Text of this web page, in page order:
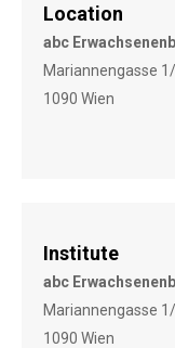
Location
abc
Mariannengasse
1090 Wien
Institute
abc
Mariannengasse
1090 Wien